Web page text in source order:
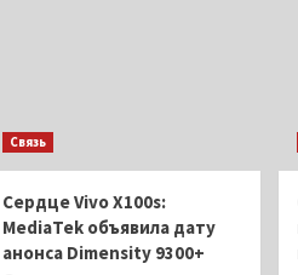
Связь
Сердце Vivo X100s:
MediaTek объявила дату
анонса Dimensity 9300+